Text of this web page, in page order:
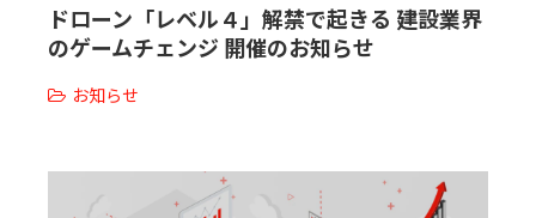
ドローン「レベル４」解禁で起きる 建設業界
のゲームチェンジ 開催のお知らせ
お知らせ